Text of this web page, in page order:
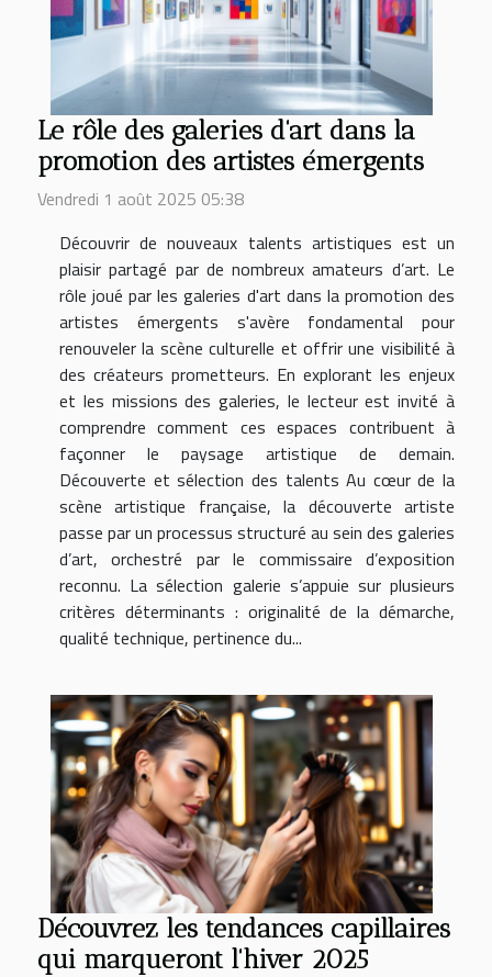
Le rôle des galeries d'art dans la
promotion des artistes émergents
Vendredi 1 août 2025 05:38
Découvrir de nouveaux talents artistiques est un
plaisir partagé par de nombreux amateurs d’art. Le
rôle joué par les galeries d'art dans la promotion des
artistes émergents s'avère fondamental pour
renouveler la scène culturelle et offrir une visibilité à
des créateurs prometteurs. En explorant les enjeux
et les missions des galeries, le lecteur est invité à
comprendre comment ces espaces contribuent à
façonner le paysage artistique de demain.
Découverte et sélection des talents Au cœur de la
scène artistique française, la découverte artiste
passe par un processus structuré au sein des galeries
d’art, orchestré par le commissaire d’exposition
reconnu. La sélection galerie s’appuie sur plusieurs
critères déterminants : originalité de la démarche,
qualité technique, pertinence du...
Découvrez les tendances capillaires
qui marqueront l'hiver 2025